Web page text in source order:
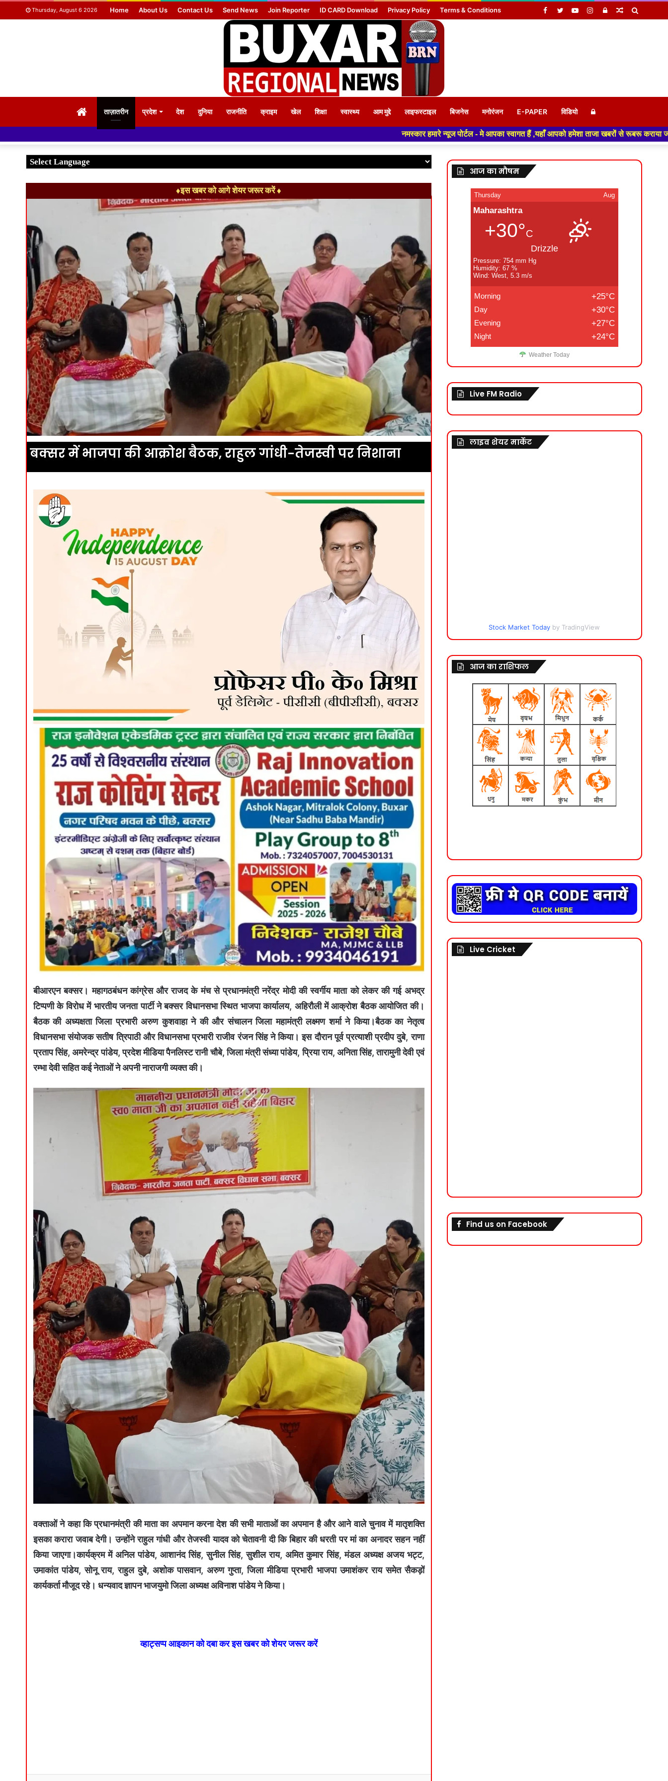
Thursday, August 6 2026 Home About Us Contact Us Send News Join Reporter ID CARD Download Privacy Policy Terms & Conditions Random
Log
Instagram
YouTube
Twitter
Facebook
HOMEताज़ातरीन प्रदेश देश दुनिया राजनीति क्राइम खेल शिक्षा स्वास्थ्य आम मुद्दे लाइफस्टाइल बिजनेस मनोरंजन E-PAPER विडियो Log
In
नमस्कार हमारे न्यूज पोर्टल - मे आपका स्वागत हैं ,यहाँ आपको हमेशा ताजा खबरों से रूबरू कराया जाएगा , खबर ओर
♦इस खबर को आगे शेयर जरूर करें ♦
बक्सर में भाजपा की आक्रोश बैठक, राहुल गांधी-तेजस्वी पर निशाना
बीआरएन बक्सर।महागठबंधन कांग्रेस और राजद के मंच से प्रधानमंत्री नरेंद्र मोदी की स्वर्गीय माता को लेकर की गई अभद्र
टिप्पणी के विरोध में भारतीय जनता पार्टी ने बक्सर विधानसभा स्थित भाजपा कार्यालय, अहिरौली में आक्रोश बैठक आयोजित की।
बैठक की अध्यक्षता जिला प्रभारी अरुण कुशवाहा ने की और संचालन जिला महामंत्री लक्ष्मण शर्मा ने किया।बैठक का नेतृत्व
विधानसभा संयोजक सतीष त्रिपाठी और विधानसभा प्रभारी राजीव रंजन सिंह ने किया। इस दौरान पूर्व प्रत्याशी प्रदीप दुबे, राणा
प्रताप सिंह, अमरेन्द्र पांडेय, प्रदेश मीडिया पैनलिस्ट रानी चौबे, जिला मंत्री संध्या पांडेय, प्रिया राय, अनिता सिंह, तारामुनी देवी एवं
रम्भा देवी सहित कई नेताओं ने अपनी नाराजगी व्यक्त की।
वक्ताओं ने कहा कि प्रधानमंत्री की माता का अपमान करना देश की सभी माताओं का अपमान है और आने वाले चुनाव में मातृशक्ति
इसका करारा जवाब देगी। उन्होंने राहुल गांधी और तेजस्वी यादव को चेतावनी दी कि बिहार की धरती पर मां का अनादर सहन नहीं
किया जाएगा।कार्यक्रम में अनिल पांडेय, आशानंद सिंह, सुनील सिंह, सुशील राय, अमित कुमार सिंह, मंडल अध्यक्ष अजय भट्ट,
उमाकांत पांडेय, सोनू राय, राहुल दुबे, अशोक पासवान, अरुण गुप्ता, जिला मीडिया प्रभारी भाजपा उमाशंकर राय समेत सैकड़ों
कार्यकर्ता मौजूद रहे। धन्यवाद ज्ञापन भाजयुमो जिला अध्यक्ष अविनाश पांडेय ने किया।
व्हाट्सप्प आइकान को दबा कर इस खबर को शेयर जरूर करें
आज का मौषम
Thursday Aug
Maharashtra
+30°C
Drizzle
Pressure: 754 mm Hg
Humidity: 67 %
Wind: West, 5.3 m/s
Morning +25°C
Day +30°C
Evening +27°C
Night +24°C
Weather Today
Live FM Radio
लाइव शेयर मार्केट
Stock Market Today by TradingView
आज का राशिफल
Live Cricket
Find us on Facebook